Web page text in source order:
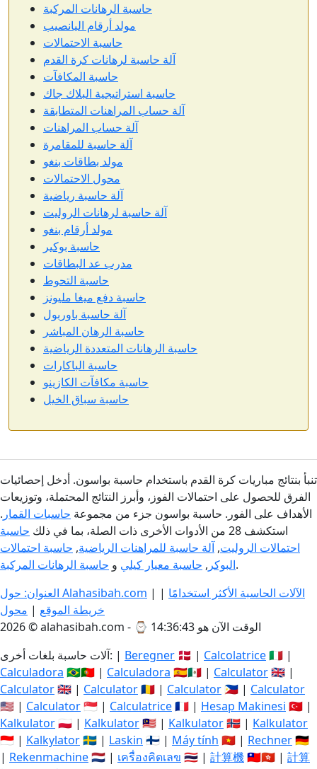
حاسبة الرهانات المركبة
مولد أرقام اليانصيب
حاسبة الاحتمالات
آلة حاسبة لرهانات كرة القدم
حاسبة المكافآت
حاسبة استراتيجية البلاك جاك
آلة حساب المراهنات المتطابقة
آلة حساب المراهنات
آلة حاسبة للمقامرة
مولد بطاقات بنغو
محول الاحتمالات
آلة حاسبة رياضية
آلة حاسبة لرهانات الروليت
مولد أرقام بنغو
حاسبة بوكير
مدرب عد البطاقات
حاسبة التحوط
حاسبة دفع ميغا مليونز
آلة حاسبة باوربول
حاسبة الرهان المباشر
حاسبة الرهانات المتعددة الرياضية
حاسبة الباكارات
حاسبة مكافآت الكازينو
حاسبة سباق الخيل
تنبأ بنتائج مباريات كرة القدم باستخدام حاسبة بواسون. أدخل إحصائيات
الفرق للحصول على احتمالات الفوز، وأبرز النتائج المحتملة، وتوزيعات
الأهداف على الفور. حاسبة بواسون جزء من مجموعة حاسبات القمار .
استكشف 28 من الأدوات الأخرى ذات الصلة، بما في ذلك
حاسبة
احتمالات الروليت, آلة حاسبة للمراهنات الرياضية, حاسبة احتمالات
البوكر , حاسبة معيار كيلي و حاسبة الرهانات المركبة
.
العنوان: حول Alahasibah.com | الآلات الحاسبة الأكثر استخدامًا |
خريطة الموقع | محول
2026 © alahasibah.com - ⌚
الوقت الآن هو 14:36:43
آلات حاسبة بلغات أخرى: | Beregner 🇩🇰 | Calcolatrice🇮🇹 |
Calculadora 🇧🇷🇵🇹 | Calculadora 🇪🇸🇲🇽 | Calculator🇬🇧 |
Calculator🇬🇧 | Calculator🇷🇴 | Calculator 🇵🇭 | Calculator
🇺🇸 | Calculator🇸🇬 | Calculatrice🇫🇷 | Hesap Makinesi 🇹🇷 |
Kalkulator🇵🇱 | Kalkulator🇲🇾 | Kalkulator🇳🇴 | Kalkulator
🇮🇩 | Kalkylator🇸🇪 | Laskin 🇫🇮 | Máy tính 🇻🇳 | Rechner🇩🇪
| Rekenmachine🇳🇱 | เครื่องคิดเลข 🇹🇭 | 計算機🇹🇼🇭🇰 | 計算